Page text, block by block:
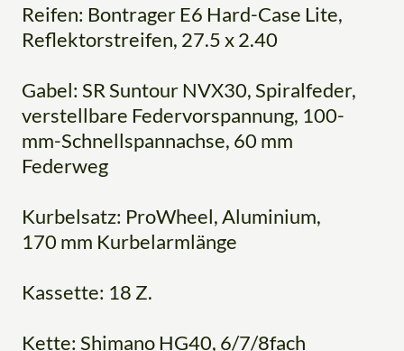
Reifen: Bontrager E6 Hard-Case Lite,
Reflektorstreifen, 27.5 x 2.40
Gabel: SR Suntour NVX30, Spiralfeder,
verstellbare Federvorspannung, 100-
mm-Schnellspannachse, 60 mm
Federweg
Kurbelsatz: ProWheel, Aluminium,
170 mm Kurbelarmlänge
Kassette: 18 Z.
Kette: Shimano HG40, 6/7/8fach